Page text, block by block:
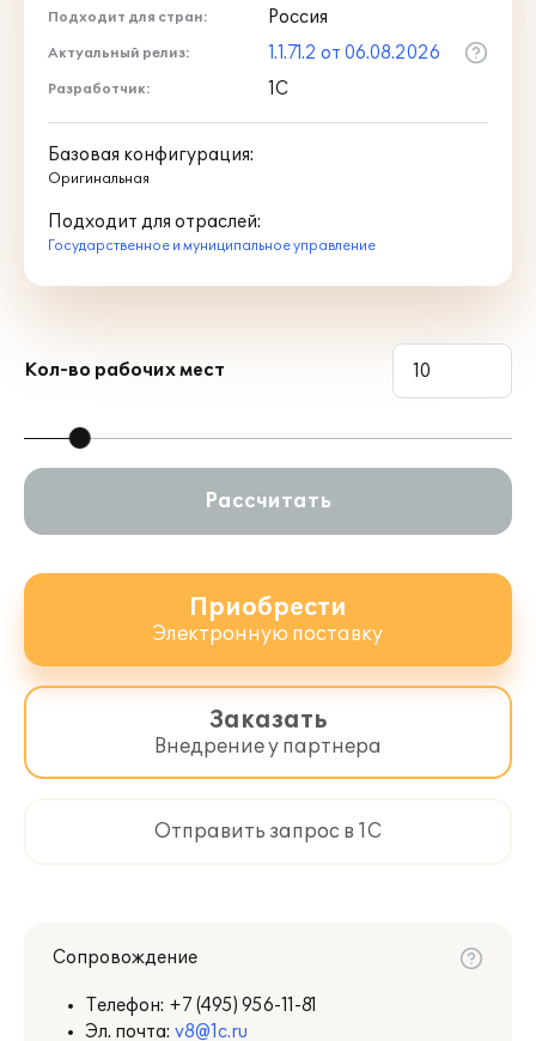
Подходит для стран: Россия
Актуальный релиз: 1.1.71.2 от 06.08.2026
Разработчик: 1С
Базовая конфигурация:
Оригинальная
Подходит для отраслей:
Государственное и муниципальное управление
Кол-во рабочих мест
Рассчитать
Приобрести
Электронную поставку
Заказать
Внедрение у партнера
Отправить запрос в 1С
Сопровождение
Телефон: +7 (495) 956-11-81
Эл. почта: v8@1c.ru